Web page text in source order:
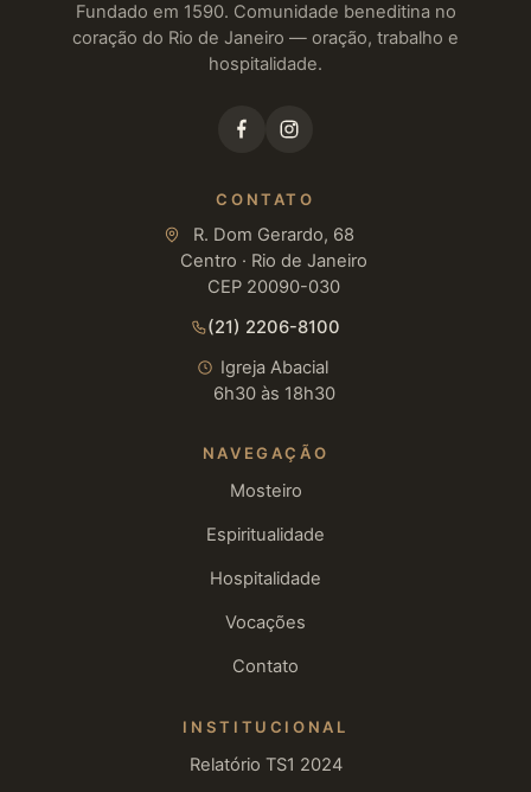
Fundado em 1590. Comunidade beneditina no
coração do Rio de Janeiro — oração, trabalho e
hospitalidade.
CONTATO
R. Dom Gerardo, 68
Centro · Rio de Janeiro
CEP 20090-030
(21) 2206-8100
Igreja Abacial
6h30 às 18h30
NAVEGAÇÃO
Mosteiro
Espiritualidade
Hospitalidade
Vocações
Contato
INSTITUCIONAL
Relatório TS1 2024